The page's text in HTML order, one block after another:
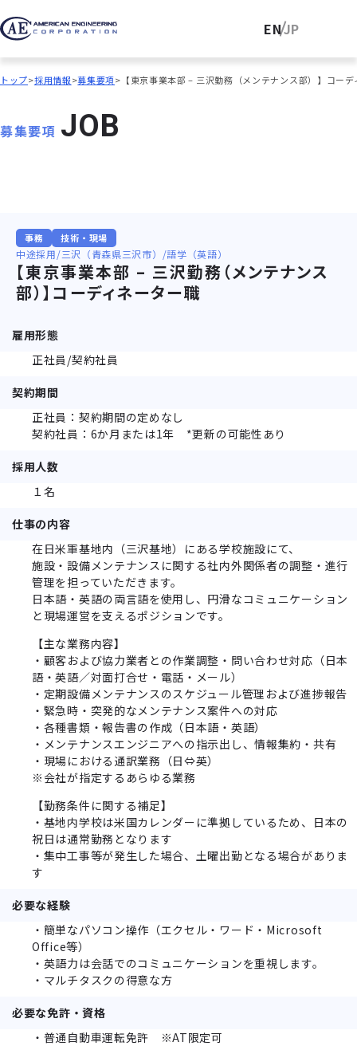
ENJP
トップ 採用情報 募集要項 【東京事業本部 – 三沢勤務（メンテナンス部）】コー
募集要項 JOB
事務 技術・現場
中途採用 三沢（青森県三沢市） 語学（英語）
【東京事業本部 – 三沢勤務（メンテナンス
部）】コーディネーター職
雇用形態
正社員/契約社員
契約期間
正社員：契約期間の定めなし
契約社員：6か月または1年 *更新の可能性あり
採用人数
１名
仕事の内容
在日米軍基地内（三沢基地）にある学校施設にて、
施設・設備メンテナンスに関する社内外関係者の調整・進行
管理を担っていただきます。
日本語・英語の両言語を使用し、円滑なコミュニケーション
と現場運営を支えるポジションです。
【主な業務内容】
・顧客および協力業者との作業調整・問い合わせ対応（日本
語・英語／対面打合せ・電話・メール）
・定期設備メンテナンスのスケジュール管理および進捗報告
・緊急時・突発的なメンテナンス案件への対応
・各種書類・報告書の作成（日本語・英語）
・メンテナンスエンジニアへの指示出し、情報集約・共有
・現場における通訳業務（日⇔英）
※会社が指定するあらゆる業務
【勤務条件に関する補足】
・基地内学校は米国カレンダーに準拠しているため、日本の
祝日は通常勤務となります
・集中工事等が発生した場合、土曜出勤となる場合がありま
す
必要な経験
・簡単なパソコン操作（エクセル・ワード・Microsoft
Office等）
・英語力は会話でのコミュニケーションを重視します。
・マルチタスクの得意な方
必要な免許・資格
・普通自動車運転免許 ※AT限定可